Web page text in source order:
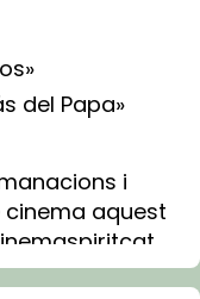
del Papa»
i
aquest